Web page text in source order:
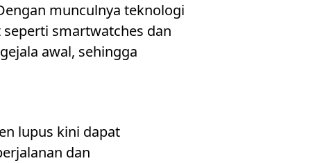
munculnya teknologi
smartwatches dan
awal, sehingga
lupus kini dapat
dan